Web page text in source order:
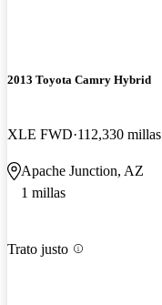
2013 Toyota Camry Hybrid
XLE FWD 112,330 millas
Apache Junction, AZ
1 millas
Trato justo